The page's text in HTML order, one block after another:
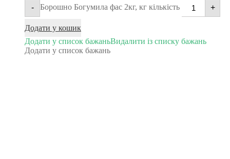
-
Борошно Богумила фас 2кг, кг кількість +
Додати у кошик
Додати у список бажаньВидалити із списку бажань
Додати у список бажань